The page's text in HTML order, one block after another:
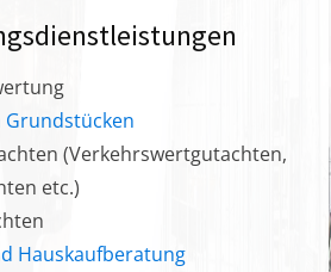
Grundstücken
(Verkehrswertgutachten,
etc.)
Hauskaufberatung